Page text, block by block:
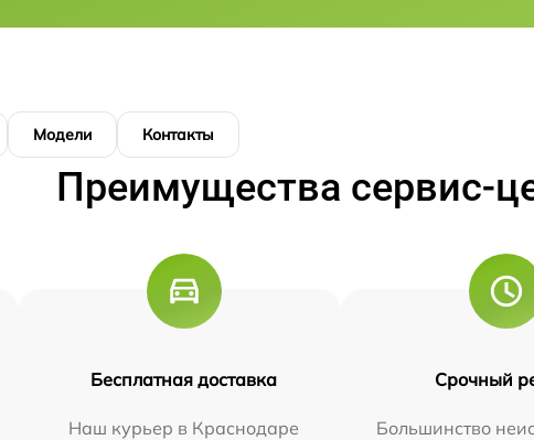
Модели Контакты
Преимущества сервис-
Бесплатная доставка
Наш курьер в Краснодаре
Срочный
Большинство